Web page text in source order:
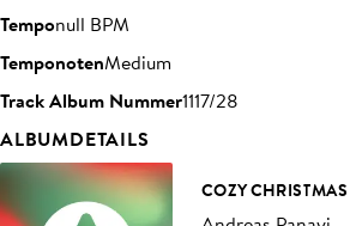
Temponull BPM
TemponotenMedium
Track Album Nummer1117/28
ALBUMDETAILS
COZY CHRISTMAS